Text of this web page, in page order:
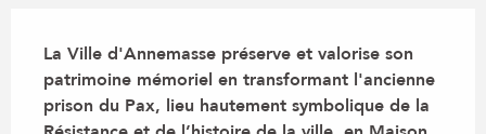
La Ville d'Annemasse préserve et valorise son
patrimoine mémoriel en transformant l'ancienne
prison du Pax, lieu hautement symbolique de la